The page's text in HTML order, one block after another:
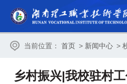
当前位置： 首页 > 新闻中心 >
乡村振兴|我校驻村